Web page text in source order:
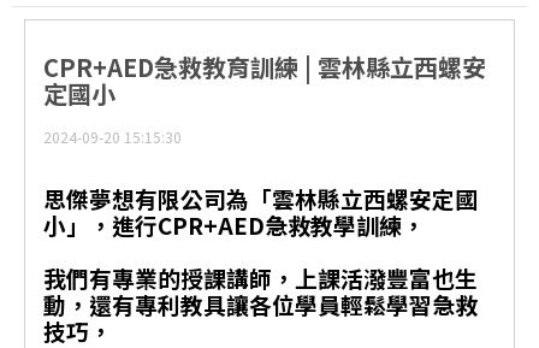
CPR+AED急救教育訓練 | 雲林縣立西螺安
定國小
2024-09-20 15:15:30
思傑夢想有限公司為「雲林縣立西螺安定國
小」，進行CPR+AED急救教學訓練，
我們有專業的授課講師，上課活潑豐富也生
動，還有專利教具讓各位學員輕鬆學習急救
技巧，